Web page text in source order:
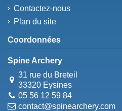
Contactez-nous
Plan du site
Coordonnées
Spine Archery
31 rue du Breteil
33320 Eysines
05 56 12 59 84
contact@spinearchery.com